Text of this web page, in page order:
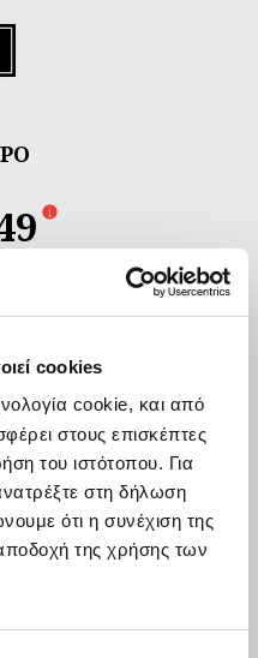
cookies
cookie, και από
στους επισκέπτες
του ιστότοπου. Για
στη δήλωση
ότι η συνέχιση της
της χρήσης των
Μαύρο
με φαρδιά τοιχώματα
γραμμές τους οχήματος
και λειτουργικότητα.